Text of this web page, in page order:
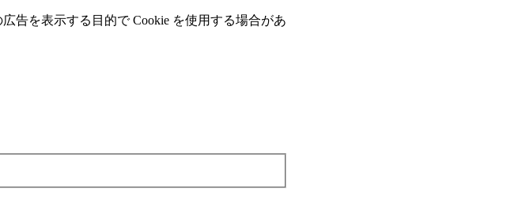
告を表⽰する⽬的で Cookie を使⽤する場合があ